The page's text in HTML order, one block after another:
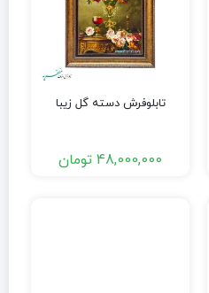
تابلوفرش دسته گل زیبا
48,000,000 تومان